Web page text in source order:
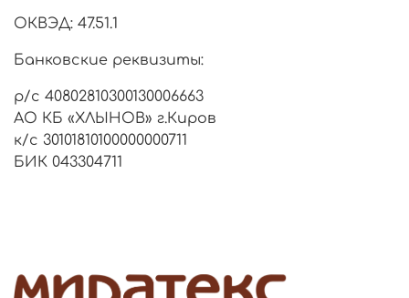
ОКВЭД: 47.51.1
Банковские реквизиты:
р/с 40802810300130006663
АО КБ «ХЛЫНОВ» г.Киров
к/с 30101810100000000711
БИК 043304711